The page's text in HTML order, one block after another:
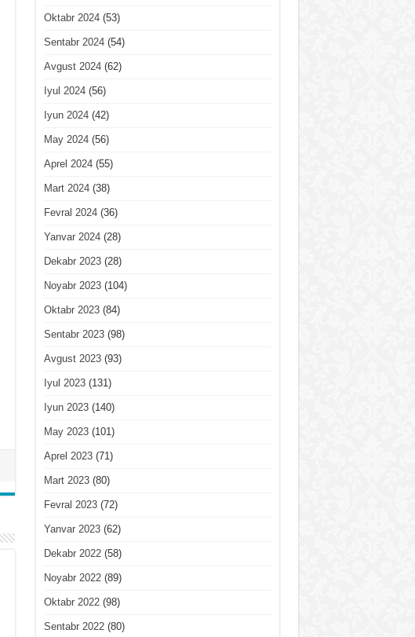
Oktabr 2024(53)
Sentabr 2024(54)
Avgust 2024(62)
Iyul 2024(56)
Iyun 2024(42)
May 2024(56)
Aprel 2024(55)
Mart 2024(38)
Fevral 2024(36)
Yanvar 2024(28)
Dekabr 2023(28)
Noyabr 2023(104)
Oktabr 2023(84)
Sentabr 2023(98)
Avgust 2023(93)
Iyul 2023(131)
Iyun 2023(140)
May 2023(101)
Aprel 2023(71)
Mart 2023(80)
Fevral 2023(72)
Yanvar 2023(62)
Dekabr 2022(58)
Noyabr 2022(89)
Oktabr 2022(98)
Sentabr 2022(80)